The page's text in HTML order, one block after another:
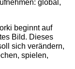
global,
beginnt auf
Bild. Dieses
sich verändern,
spielen,